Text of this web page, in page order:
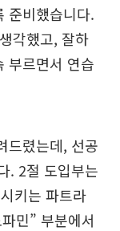
준비했습니다.
각했고, 잘하
부르면서 연습
드렸는데, 선공
. 2절 도입부는
키는 파트라
민” 부분에서